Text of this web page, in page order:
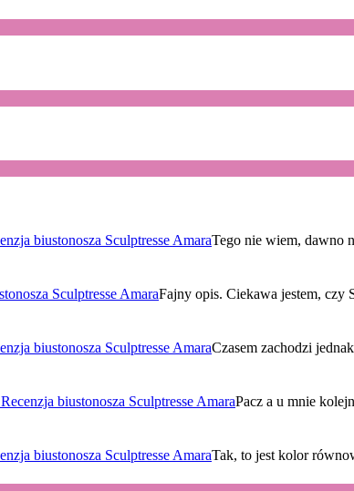
biustonosza Sculptresse AmaraTego nie wiem, dawno
Sculptresse AmaraFajny opis. Ciekawa jestem, czy
biustonosza Sculptresse AmaraCzasem zachodzi
biustonosza Sculptresse AmaraPacz a u mnie
biustonosza Sculptresse AmaraTak, to jest kolor